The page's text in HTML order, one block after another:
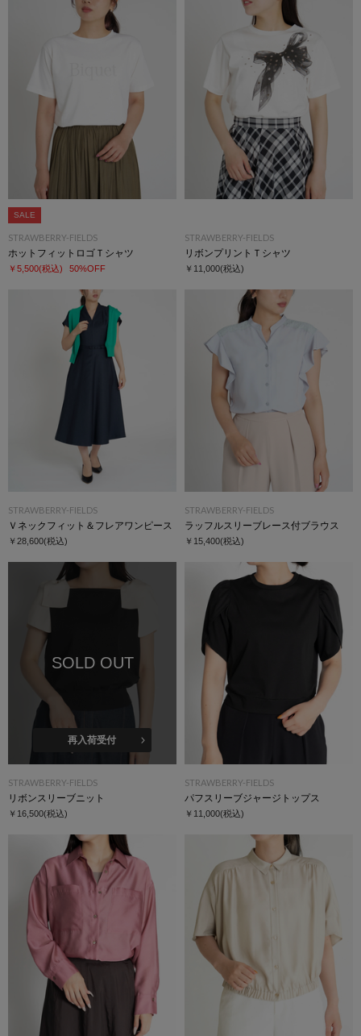
SALE
STRAWBERRY-FIELDS
ホットフィットロゴＴシャツ
￥5,500(税込) 50%OFF
STRAWBERRY-FIELDS
リボンプリントＴシャツ
￥11,000(税込)
STRAWBERRY-FIELDS
Ｖネックフィット＆フレアワンピース
￥28,600(税込)
STRAWBERRY-FIELDS
ラッフルスリーブレース付ブラウス
￥15,400(税込)
SOLD OUT
再入荷受付
STRAWBERRY-FIELDS
リボンスリーブニット
￥16,500(税込)
STRAWBERRY-FIELDS
パフスリーブジャージトップス
￥11,000(税込)